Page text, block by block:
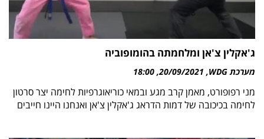
ג'אקלין צ'אן ומלחמתה בהומופוביה
מערכת WDG 20/09/2021
18:00
מני רפופורט, מאמן קרב מגע ובמאי כוריאוגרפיות לחימה יצר סרטון
לחימה בכיכובה של דמות הדראג ג'אקלין צ'אן ואנחנו היינו חייבים